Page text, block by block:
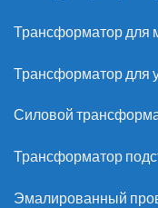
Трансформатор для
Трансформатор для
Силовой
Трансформатор
Эмалированный